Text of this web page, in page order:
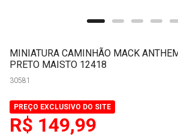
MINIATURA CAMINHÃO MACK
PRETO MAISTO 12418
30581
PREÇO EXCLUSIVO DO SITE
R$ 149,99